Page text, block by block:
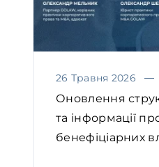
26 Травня 2026
Оновлення
та інформації
бенефіціарних